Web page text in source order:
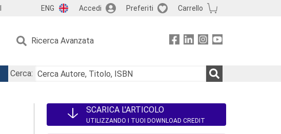
ENG Accedi Preferiti Carrello
Ricerca Avanzata
Cerca:
SCARICA L'ARTICOLO
UTILIZZANDO I TUOI DOWNLOAD CREDIT